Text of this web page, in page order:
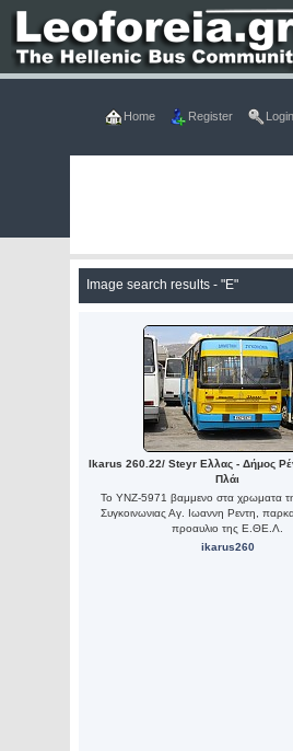
Home Register Login
Image search results - "E"
Ikarus 260.22/ Steyr Ελλας - Δήμος
Πλάι
Το ΥΝΖ-5971 βαμμενο στα χρωματα
Συγκοινωνιας Αγ. Ιωαννη Ρεντη,
προαυλιο της Ε.ΘΕ.Λ.
ikarus260